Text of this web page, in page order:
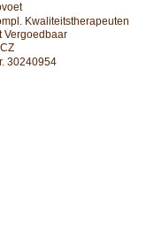
Kwaliteitstherapeuten
Vergoedbaar
30240954